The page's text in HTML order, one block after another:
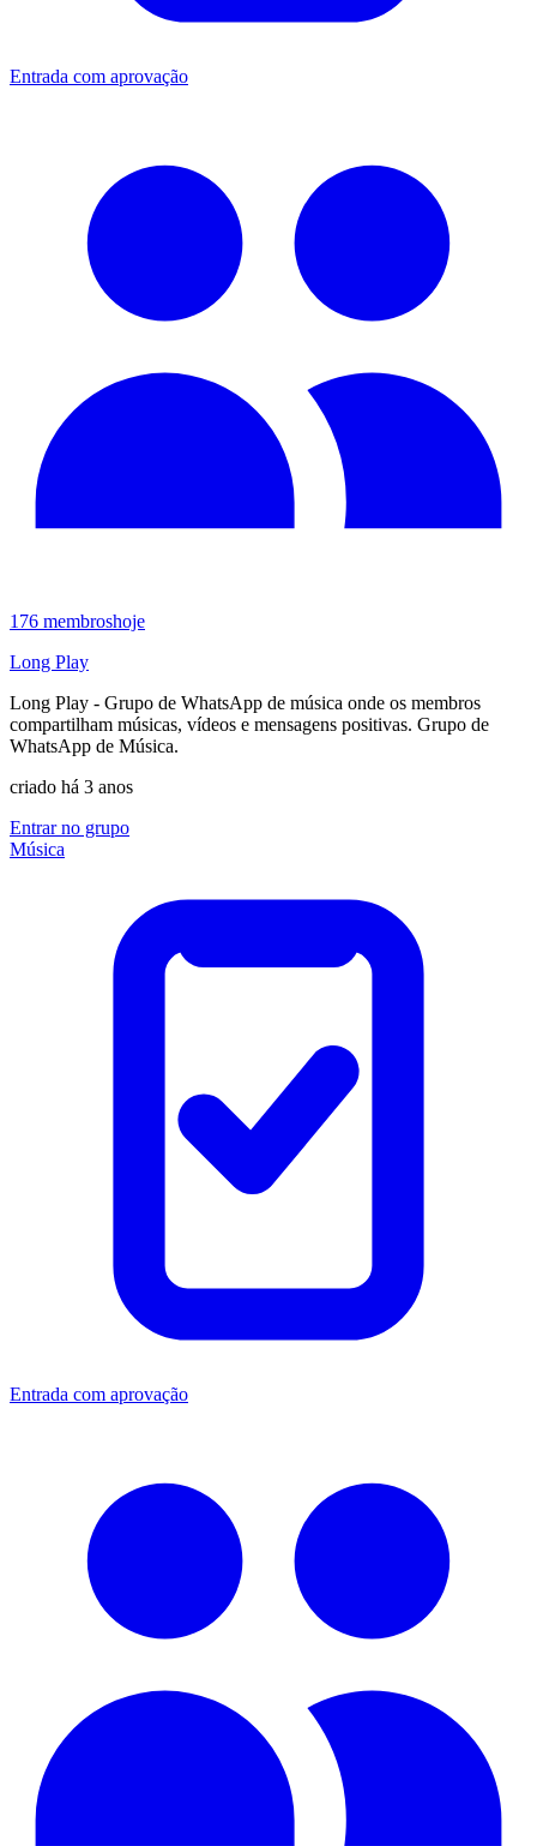
Entrada com aprovação
176 membroshoje
Long Play
Long Play - Grupo de WhatsApp de música onde os membros
compartilham músicas, vídeos e mensagens positivas. Grupo de
WhatsApp de Música.
criado há 3 anos
Entrar no grupo
Música
Entrada com aprovação